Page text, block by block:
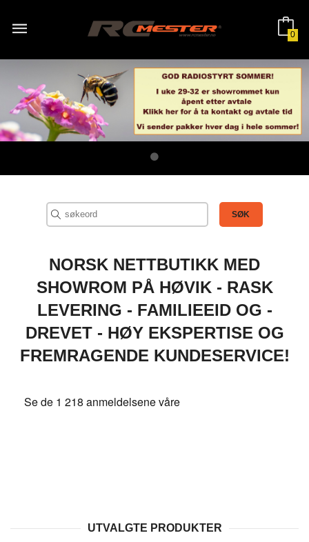
innholdet
0
NORSK NETTBUTIKK MED
SHOWROM PÅ HØVIK - RASK
LEVERING - FAMILIEEID OG -
DREVET - HØY EKSPERTISE OG
FREMRAGENDE KUNDESERVICE!
UTVALGTE PRODUKTER